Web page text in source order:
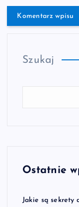
Szukaj
Ostatnie
Jakie są sekrety